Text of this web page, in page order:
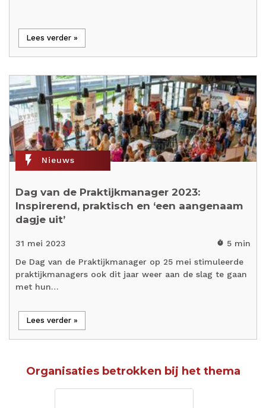
Lees verder »
flash_on Nieuws
Dag van de Praktijkmanager 2023:
Inspirerend, praktisch en ‘een aangenaam
dagje uit’
31 mei 2023 timer 5 min
De Dag van de Praktijkmanager op 25 mei stimuleerde
praktijkmanagers ook dit jaar weer aan de slag te gaan
met hun…
Lees verder »
Organisaties betrokken bij het thema